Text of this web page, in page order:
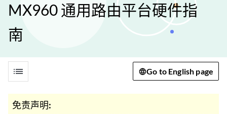
MX960 通用路由平台硬件指
南
list Go to English page
免责声明: